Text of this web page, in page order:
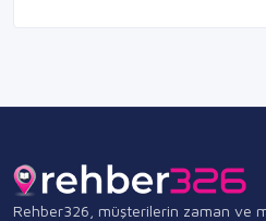
Rehber326, müşterilerin zaman ve